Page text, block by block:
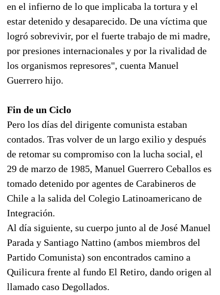
en el infierno de lo que implicaba la tortura y el
estar detenido y desaparecido. De una víctima que
logró sobrevivir, por el fuerte trabajo de mi madre,
por presiones internacionales y por la rivalidad de
los organismos represores", cuenta Manuel
Guerrero hijo.
Fin de un Ciclo
Pero los días del dirigente comunista estaban
contados. Tras volver de un largo exilio y después
de retomar su compromiso con la lucha social, el
29 de marzo de 1985, Manuel Guerrero Ceballos es
tomado detenido por agentes de Carabineros de
Chile a la salida del Colegio Latinoamericano de
Integración.
Al día siguiente, su cuerpo junto al de José Manuel
Parada y Santiago Nattino (ambos miembros del
Partido Comunista) son encontrados camino a
Quilicura frente al fundo El Retiro, dando origen al
llamado caso Degollados.